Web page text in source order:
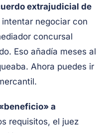
extrajudicial de
negociar con
concursal
Eso añadía meses al
Ahora puedes ir
a
requisitos, el juez